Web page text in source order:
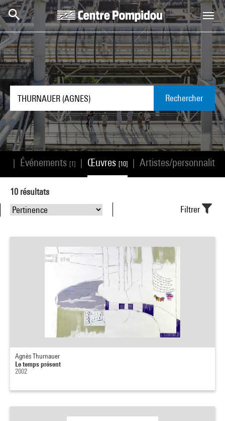
Aller au contenu principal
Centre Pompidou
Rechercher
Événements [1] Œuvres [10] Artistes/
10 résultats
Filtrer
Agnès Thurnauer
Le temps présent
2002